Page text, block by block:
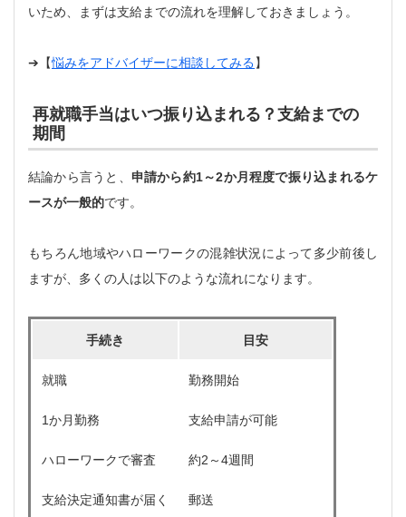
いため、まずは支給までの流れを理解しておきましょう。
➔【悩みをアドバイザーに相談してみる】
再就職手当はいつ振り込まれる？支給までの
期間
結論から言うと、 申請から約1～2か月程度で振り込まれるケ
ースが一般的です。
もちろん地域やハローワークの混雑状況によって多少前後し
ますが、多くの人は以下のような流れになります。
手続き 目安
就職 勤務開始
1か月勤務 支給申請が可能
ハローワークで審査 約2～4週間
支給決定通知書が届く 郵送